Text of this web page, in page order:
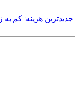
جدیدترین هزینه: کم به